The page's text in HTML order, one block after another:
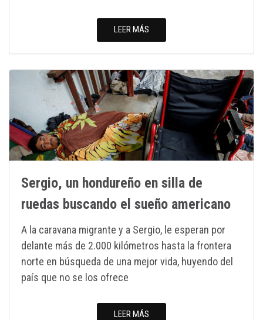
LEER MÁS
Sergio, un hondureño en silla de
ruedas buscando el sueño americano
A la caravana migrante y a Sergio, le esperan por
delante más de 2.000 kilómetros hasta la frontera
norte en búsqueda de una mejor vida, huyendo del
país que no se los ofrece
LEER MÁS